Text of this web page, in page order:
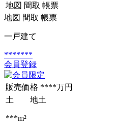
地図 間取 帳票
地図 間取 帳票
一戸建て
*******
会員登録
販売価格 ****万円
土 地土
***m²